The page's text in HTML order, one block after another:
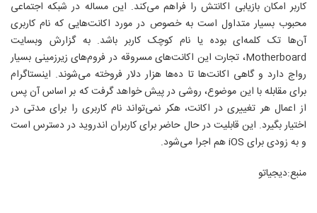
کاربر امکان بازیابی اکانتش را فراهم می‌کند. این مساله در شبکه اجتماعی
محبوب بسیار متداول است به خصوص در مورد اکانت‌هایی که نام کاربری
آن‌ها تک کلمه‌ای بوده یا نام کوچک کاربر باشد. به گزارش وبسایت
Motherboard، تجارت این اکانت‌های مسروقه در فروم‌های زیرزمینی بسیار
رواج دارد و گاهی اکانت‌ها تا ده‌ها هزار دلار فروخته می‌شوند. اینستاگرام
برای مقابله با این موضوع، روشی در پیش خواهد گرفت که بر اساس آن پس
از اعمال هر تغییری در اکانت، هکر نمی‌تواند نام کاربری را برای مدتی در
اختیار بگیرد. این قابلیت در حال حاضر برای کاربران اندروید در دسترس است
و به زودی برای iOS هم اجرا می‌شود.
منبع:دیجیاتو